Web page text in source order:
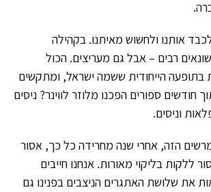
אותנו ולחשוש מאיתנו. בקהילה
רבים – אבל גם מעריצים. הכול
בתופעה הייחודית ששמה ישראל, ומתקשים
חודשים ספורים הפכנו מלוזר לווינר? ניסים
וניסים.
הזה, אחרי שנה מחרידה כל כך, אסור
ללקות בליקוי מאורות. אנחנו חייבים
את שלושת האתגרים הניצבים בפנינו גם